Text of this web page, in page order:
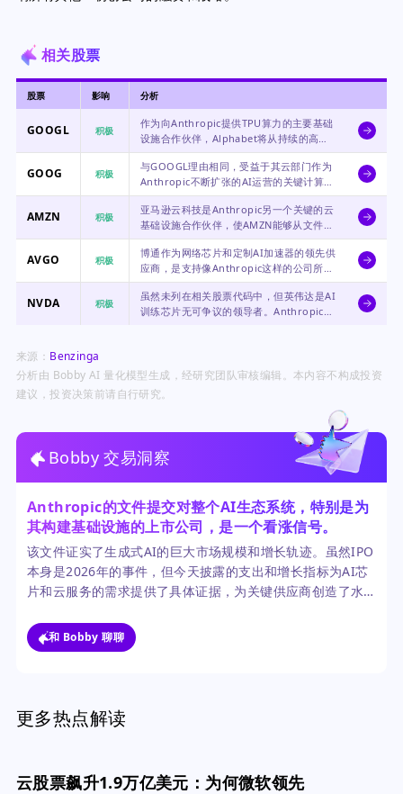
相关股票
股票 影响 分析
GOOGL 积极
作为向Anthropic提供TPU算力的主要基础
设施合作伙伴，Alphabet将从持续的高水
平AI计算需求中受益，尽管直接的财务影响
可能是渐进的。
GOOG 积极
与GOOGL理由相同，受益于其云部门作为
Anthropic不断扩张的AI运营的关键计算提
供商的角色。
AMZN 积极
亚马逊云科技是Anthropic另一个关键的云
基础设施合作伙伴，使AMZN能够从文件中
强调的巨额AI相关支出中分得一杯羹。
AVGO 积极
博通作为网络芯片和定制AI加速器的领先供
应商，是支持像Anthropic这样的公司所需
的超大规模数据中心建设的核心受益者。
NVDA 积极
虽然未列在相关股票代码中，但英伟达是AI
训练芯片无可争议的领导者。Anthropic庞
来源： Benzinga
分析由 Bobby AI 量化模型生成，经研究团队审核编辑。本内容不构成投资
建议，投资决策前请自行研究。
Bobby 交易洞察
Anthropic的文件提交对整个AI生态系统，特别是为
其构建基础设施的上市公司，是一个看涨信号。
该文件证实了生成式AI的巨大市场规模和增长轨迹。虽然IPO
本身是2026年的事件，但今天披露的支出和增长指标为AI芯
片和云服务的需求提供了具体证据，为关键供应商创造了水
和 Bobby 聊聊
更多热点解读
云股票飙升1.9万亿美元：为何微软领先